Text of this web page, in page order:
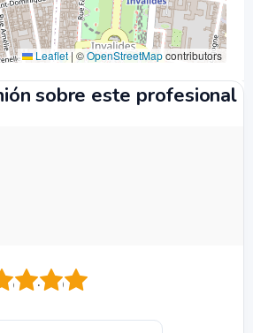
Leaflet | ©OpenStreetMapcontributors
sobre este profesional
5
4
3